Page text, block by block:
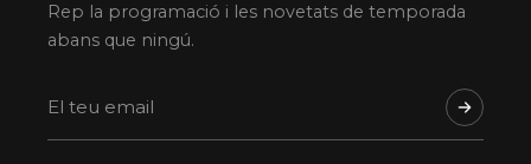
Rep la programació i les novetats de temporada
abans que ningú.